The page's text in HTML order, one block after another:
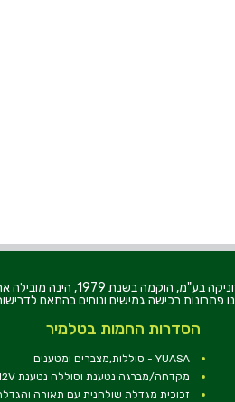
חברת טלמיר
פתרונות רכישה גמישים ונוחים בהתאם
הסדרות החמות בטלמיר
YUASA - סוללות,מצברים ומטענים
מקדחה/מברגה נטענת וסוללה נטענת 12V
זכוכית מגדלת שולחנית עם תאורה